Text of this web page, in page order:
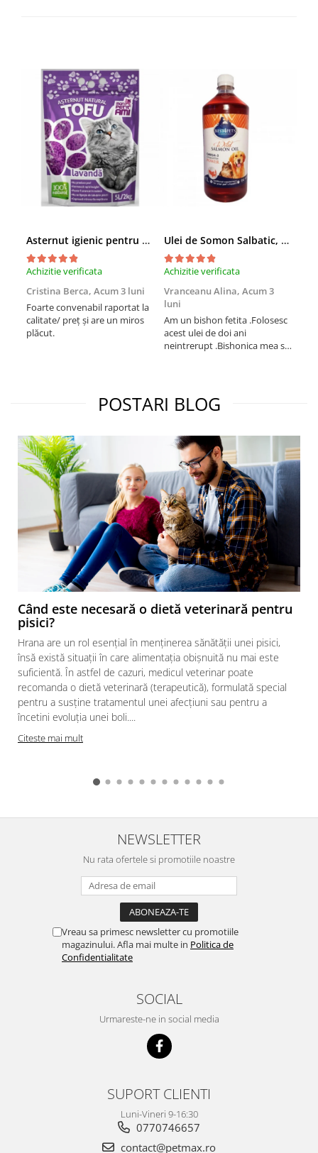
Asternut igienic pentru pisici Tofu Lavanda, Mon Petit 5 l
Achizitie verificata
Cristina Berca, Acum 3 luni
Foarte convenabil raportat la
calitate/ preț și are un miros
plăcut.
Ulei de Somon Salbatic, câini și pisici, piele si blană, BEST4PETS, 1l
Achizitie verificata
Vranceanu Alina, Acum 3
luni
Am un bishon fetita .Folosesc
acest ulei de doi ani
neintrerupt .Bishonica mea se
treia comanda recomand cu
mult drag !
POSTARI BLOG
Când este necesară o dietă veterinară pentru
pisici?
Hrana are un rol esențial în menținerea sănătății unei pisici,
însă există situații în care alimentația obișnuită nu mai este
suficientă. În astfel de cazuri, medicul veterinar poate
recomanda o dietă veterinară (terapeutică), formulată special
pentru a susține tratamentul unei afecțiuni sau pentru a
încetini evoluția unei boli....
Citeste mai mult
NEWSLETTER
Nu rata ofertele si promotiile noastre
Vreau sa primesc newsletter cu promotiile
magazinului. Afla mai multe in Politica de
Confidentialitate
SOCIAL
Urmareste-ne in social media
SUPORT CLIENTI
Luni-Vineri 9-16:30
0770746657
contact@petmax.ro